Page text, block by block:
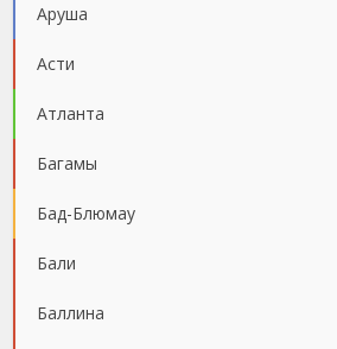
Аруша
Асти
Атланта
Багамы
Бад-Блюмау
Бали
Баллина